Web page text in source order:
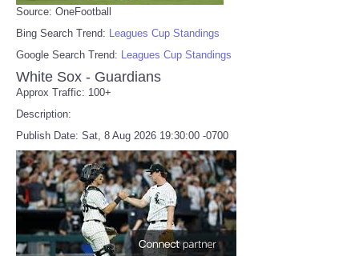
Source: OneFootball
Bing Search Trend: Leagues Cup Standings
Google Search Trend: Leagues Cup Standings
White Sox - Guardians
Approx Traffic: 100+
Description:
Publish Date: Sat, 8 Aug 2026 19:30:00 -0700